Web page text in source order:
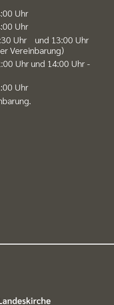
Uhr
Uhr
Uhr und 13:00 Uhr
Vereinbarung)
Uhr und 14:00 Uhr -
Uhr